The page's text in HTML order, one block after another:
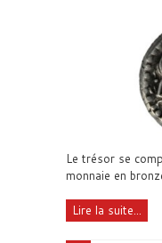
Le trésor se
monnaie en
Lire la suite...